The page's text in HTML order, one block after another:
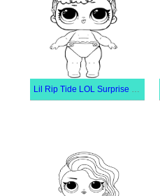
Lil Rip Tide LOL Surprise Baba